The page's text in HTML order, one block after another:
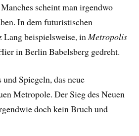
scheint man irgendwo
In dem futuristischen
beispielsweise, in Metropolis
in Berlin Babelsberg gedreht.
Spiegeln, das neue
Metropole. Der Sieg des Neuen
doch kein Bruch und